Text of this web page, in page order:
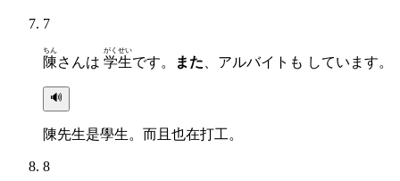
7
陳
ちん
さんは 学生
がくせい
です。 また 、アルバイトも しています。
🔊
陳先生是學生。而且也在打工。
8